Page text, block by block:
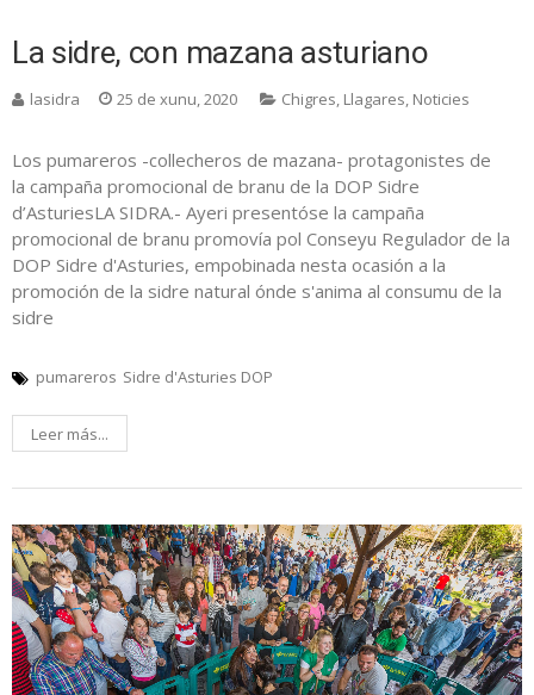
La sidre, con mazana asturiano
lasidra 25 de xunu, 2020 Chigres, Llagares, Noticies
Los pumareros -collecheros de mazana- protagonistes de
la campaña promocional de branu de la DOP Sidre
d’AsturiesLA SIDRA.- Ayeri presentóse la campaña
promocional de branu promovía pol Conseyu Regulador de la
DOP Sidre d'Asturies, empobinada nesta ocasión a la
promoción de la sidre natural ónde s'anima al consumu de la
sidre
pumareros Sidre d'Asturies DOP
Leer más...